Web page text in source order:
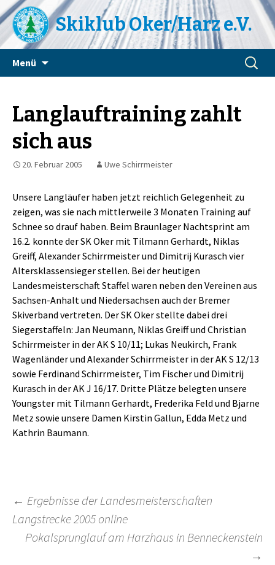
Skiklub Oker/Harz e.V.
Menü
Suchen
nach:
Langlauftraining zahlt
sich aus
20. Februar 2005 Uwe Schirrmeister
Unsere Langläufer haben jetzt reichlich Gelegenheit zu
zeigen, was sie nach mittlerweile 3 Monaten Training auf
Schnee so drauf haben. Beim Braunlager Nachtsprint am
16.2. konnte der SK Oker mit Tilmann Gerhardt, Niklas
Greiff, Alexander Schirrmeister und Dimitrij Kurasch vier
Altersklassensieger stellen. Bei der heutigen
Landesmeisterschaft Staffel waren neben den Vereinen aus
Sachsen-Anhalt und Niedersachsen auch der Bremer
Skiverband vertreten. Der SK Oker stellte dabei drei
Siegerstaffeln: Jan Neumann, Niklas Greiff und Christian
Schirrmeister in der AK S 10/11; Lukas Neukirch, Frank
Wagenländer und Alexander Schirrmeister in der AK S 12/13
sowie Ferdinand Schirrmeister, Tim Fischer und Dimitrij
Kurasch in der AK J 16/17. Dritte Plätze belegten unsere
Youngster mit Tilmann Gerhardt, Frederika Feld und Bjarne
Metz sowie unsere Damen Kirstin Gallun, Edda Metz und
Kathrin Baumann.
Beitragsnavigation
← Ergebnisse der Landesmeisterschaften
Langstrecke 2005 online
Pokalsprunglauf am Harzhaus in Benneckenstein
→